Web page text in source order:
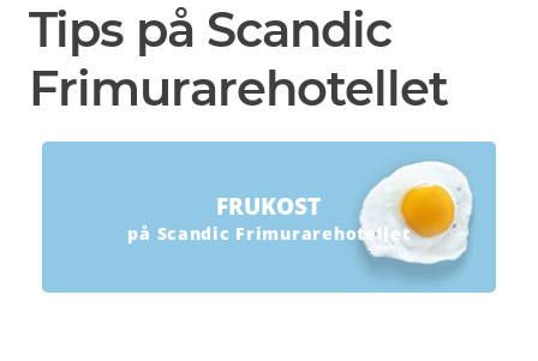
Tips på Scandic
Frimurarehotellet
FRUKOST
på Scandic Frimurarehotellet